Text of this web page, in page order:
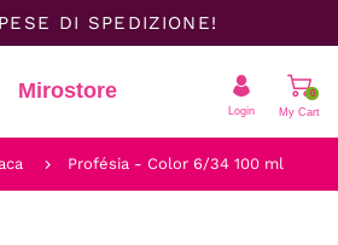
DI SPEDIZIONE!
Mirostore
Login
0
My Cart
Il carrello è vuoto.
Profésia - Color 6/34 100 ml